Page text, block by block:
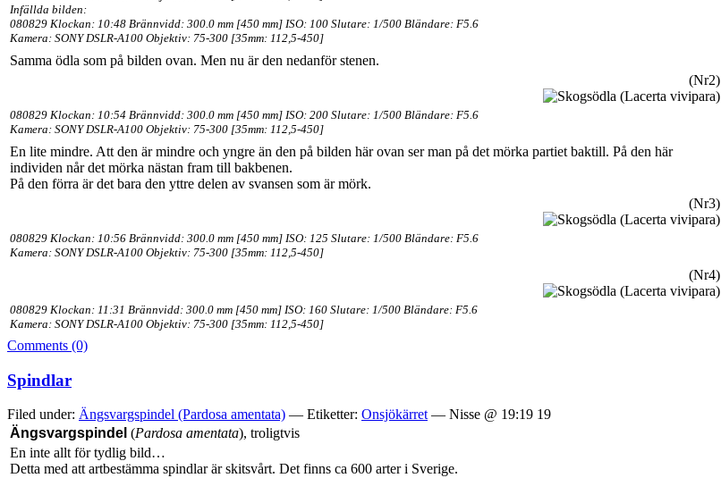
Infällda bilden:
080829 Klockan: 10:48 Brännvidd: 300.0 mm [450 mm] ISO: 100 Slutare: 1/500 Bländare: F5.6
Kamera: SONY DSLR-A100 Objektiv: 75-300 [35mm: 112,5-450]
Samma ödla som på bilden ovan. Men nu är den nedanför stenen.
(Nr2)
080829 Klockan: 10:54 Brännvidd: 300.0 mm [450 mm] ISO: 200 Slutare: 1/500 Bländare: F5.6
Kamera: SONY DSLR-A100 Objektiv: 75-300 [35mm: 112,5-450]
En lite mindre. Att den är mindre och yngre än den på bilden här ovan ser man på det mörka partiet baktill. På den här
individen når det mörka nästan fram till bakbenen.
På den förra är det bara den yttre delen av svansen som är mörk.
(Nr3)
080829 Klockan: 10:56 Brännvidd: 300.0 mm [450 mm] ISO: 125 Slutare: 1/500 Bländare: F5.6
Kamera: SONY DSLR-A100 Objektiv: 75-300 [35mm: 112,5-450]
(Nr4)
080829 Klockan: 11:31 Brännvidd: 300.0 mm [450 mm] ISO: 160 Slutare: 1/500 Bländare: F5.6
Kamera: SONY DSLR-A100 Objektiv: 75-300 [35mm: 112,5-450]
Comments (0)
Spindlar
Filed under: Ängsvargspindel (Pardosa amentata) — Etiketter: Onsjökärret — Nisse @ 19:19 19
Ängsvargspindel (Pardosa amentata), troligtvis
En inte allt för tydlig bild…
Detta med att artbestämma spindlar är skitsvårt. Det finns ca 600 arter i Sverige.